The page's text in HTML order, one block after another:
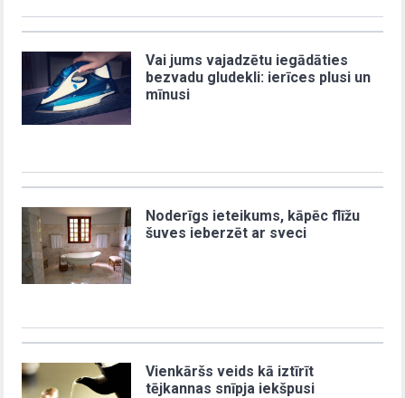
Vai jums vajadzētu iegādāties
bezvadu gludekli: ierīces plusi un
mīnusi
Noderīgs ieteikums, kāpēc flīžu
šuves ieberzēt ar sveci
Vienkāršs veids kā iztīrīt
tējkannas snīpja iekšpusi